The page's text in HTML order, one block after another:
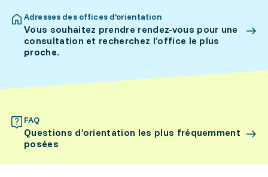
Adresses des offices d’orientation
Vous souhaitez prendre rendez-vous pour une
consultation et recherchez l’office le plus
proche.
FAQ
Questions d’orientation les plus fréquemment
posées